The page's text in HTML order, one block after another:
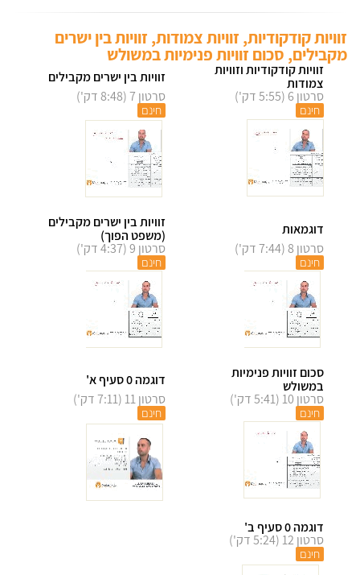
זוויות קודקודיות, זוויות צמודות, זוויות בין ישרים
מקבילים, סכום זוויות פנימיות במשולש
זוויות קודקודיות וזוויות
צמודות
סרטון 6 (5:55 דק')
חינם
זוויות בין ישרים מקבילים
סרטון 7 (8:48 דק')
חינם
דוגמאות
סרטון 8 (7:44 דק')
חינם
זוויות בין ישרים מקבילים
(משפט הפוך)
סרטון 9 (4:37 דק')
חינם
סכום זוויות פנימיות
במשולש
סרטון 10 (5:41 דק')
חינם
דוגמה 0 סעיף א'
סרטון 11 (7:11 דק')
חינם
דוגמה 0 סעיף ב'
סרטון 12 (5:24 דק')
חינם